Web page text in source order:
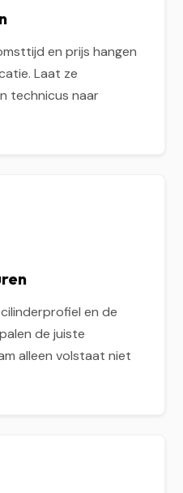
en prijs hangen
Laat ze
technicus naar
en de
de juiste
alleen volstaat niet